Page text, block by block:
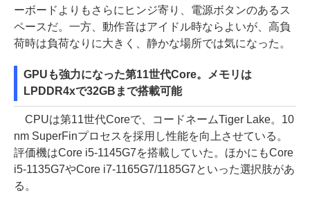
ーボードよりもさらにヒンジ寄り、電源ボタンのあるス
ペースだ。一方、動作音はアイドル時ならよいが、高負
荷時は負荷なりに大きく、静かな場所では気になった。
GPUも強力になった第11世代Core。メモリは
LPDDR4xで32GBまで搭載可能
CPUは第11世代Coreで、コードネームTiger Lake。10
nm SuperFinプロセスを採用し性能を向上させている。
評価機はCore i5-1145G7を搭載していた。ほかにもCore
i5-1135G7やCore i7-1165G7/1185G7といった選択肢があ
る。